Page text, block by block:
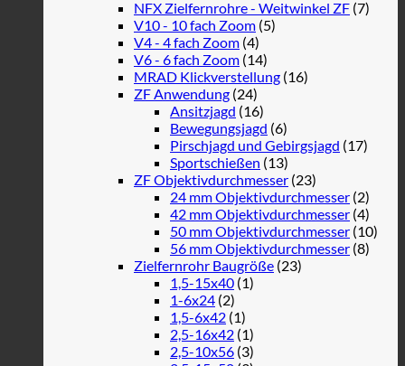
NFX Zielfernrohre - Weitwinkel ZF (7)
V10 - 10 fach Zoom (5)
V4 - 4 fach Zoom (4)
V6 - 6 fach Zoom (14)
MRAD Klickverstellung (16)
ZF Anwendung (24)
Ansitzjagd (16)
Bewegungsjagd (6)
Pirschjagd und Gebirgsjagd (17)
Sportschießen (13)
ZF Objektivdurchmesser (23)
24 mm Objektivdurchmesser (2)
42 mm Objektivdurchmesser (4)
50 mm Objektivdurchmesser (10)
56 mm Objektivdurchmesser (8)
Zielfernrohr Baugröße (23)
1,5-15x40 (1)
1-6x24 (2)
1,5-6x42 (1)
2,5-16x42 (1)
2,5-10x56 (3)